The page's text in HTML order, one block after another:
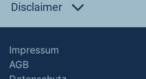
Disclaimer
Impressum
AGB